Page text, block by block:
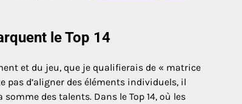
le Top 14
et du jeu, que je qualifierais de « matrice
pas d’aligner des éléments individuels, il
des talents. Dans le Top 14, où les